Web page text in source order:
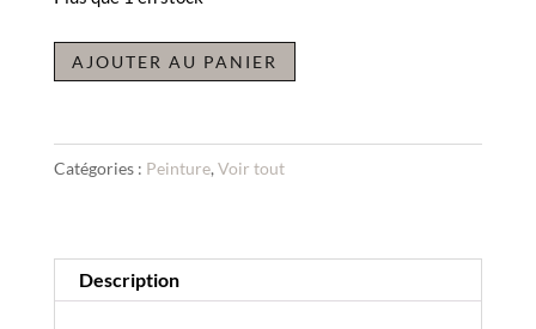
quantité
de
AJOUTER AU PANIER
Catégories : Peinture, Voir tout
Description